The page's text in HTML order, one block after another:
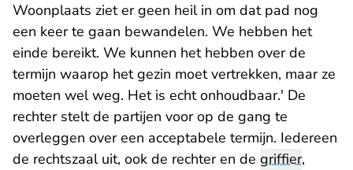
Woonplaats ziet er geen heil in om dat pad nog
een keer te gaan bewandelen. We hebben het
einde bereikt. We kunnen het hebben over de
termijn waarop het gezin moet vertrekken, maar ze
moeten wel weg. Het is echt onhoudbaar.' De
rechter stelt de partijen voor op de gang te
overleggen over een acceptabele termijn. Iedereen
de rechtszaal uit, ook de rechter en de griffier,